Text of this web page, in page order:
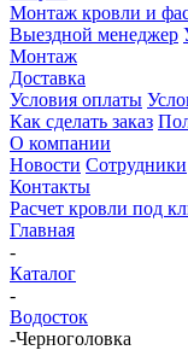
Монтаж кровли и
Выездной менеджер
Монтаж
Доставка
Условия оплаты
Как сделать заказ
О компании
Новости Сотрудники
Контакты
Расчет кровли под
Главная
-
Каталог
-
Водосток
-Черноголовка